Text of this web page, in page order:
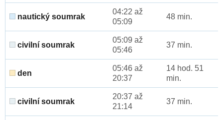
nautický soumrak
04:22 až
05:09
48 min.
civilní soumrak
05:09 až
05:46
37 min.
den
05:46 až
20:37
14 hod. 51
min.
civilní soumrak
20:37 až
21:14
37 min.